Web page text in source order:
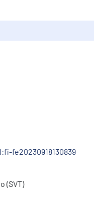
fe20230918130839
(SVT)